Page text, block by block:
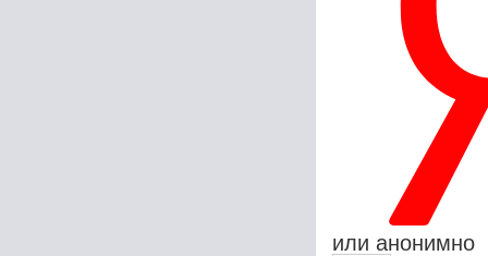
или анонимно